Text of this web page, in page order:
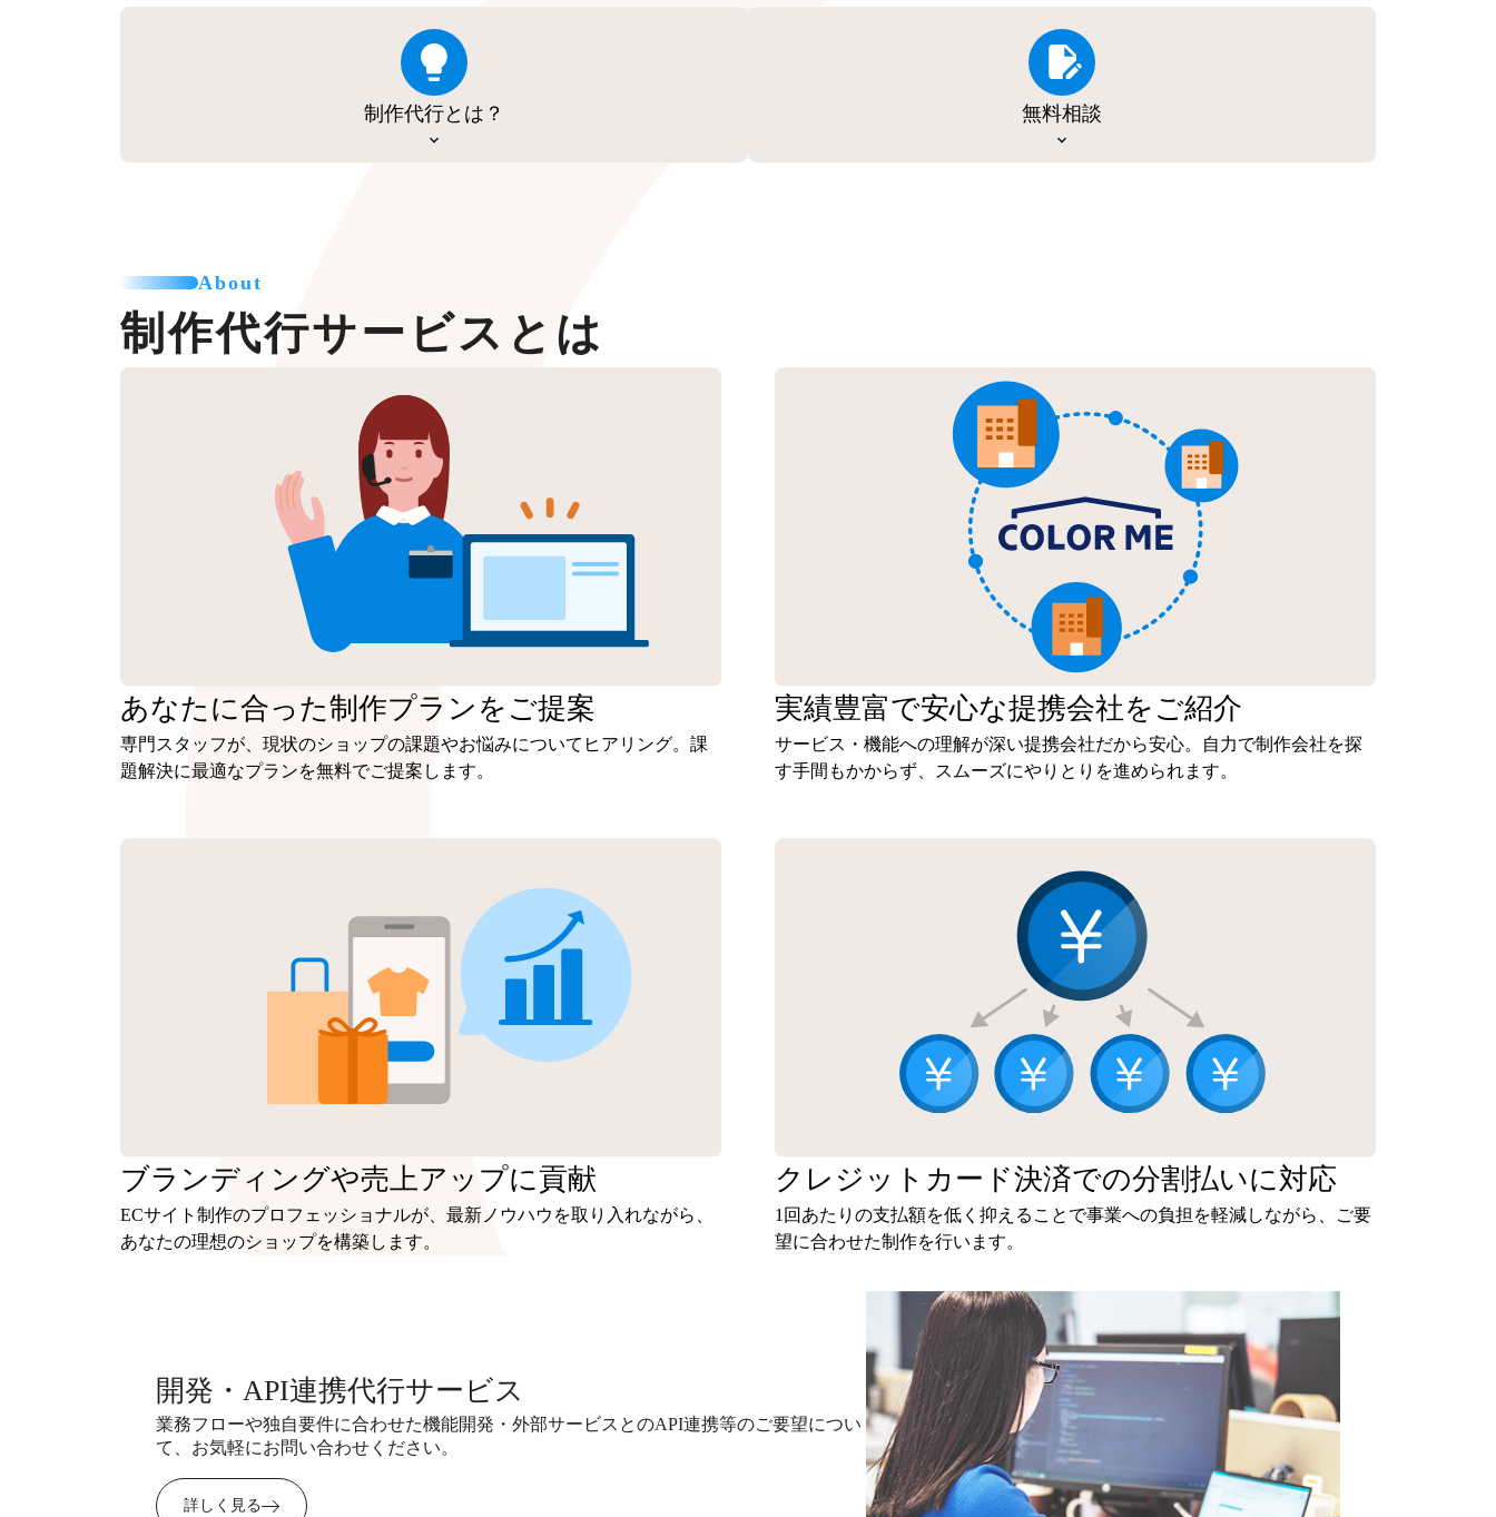
制作代行とは？ 無料相談
About
制作代行サービスとは
あなたに合った制作プランをご提案
専門スタッフが、現状のショップの課題やお悩みについてヒアリング。課
題解決に最適なプランを無料でご提案します。
実績豊富で安心な提携会社を ご紹介
サービス・機能への理解が深い提携会社だから安心。自力で制作会社を探
す手間もかからず、スムーズにやりとりを進められます。
ブランディングや売上アップに貢献
ECサイト制作のプロフェッショナルが、最新ノウハウを取り入れながら、
あなたの理想のショップを構築します。
クレジットカード決済での分割払いに対応
1回あたりの支払額を低く抑えることで事業への負担を軽減しながら、ご要
望に合わせた制作を行います。
開発・API連携代行サービス
業務フローや独自要件に合わせた機能開発・外部サービスとのAPI連携等のご要望につい
て、お気軽にお問い合わせください。
詳しく見る